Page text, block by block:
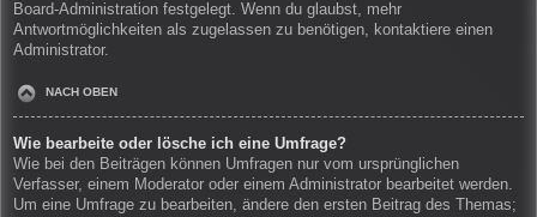
Board-Administration festgelegt. Wenn du glaubst, mehr
Antwortmöglichkeiten als zugelassen zu benötigen, kontaktiere einen
Administrator.
NACH OBEN
Wie bearbeite oder lösche ich eine Umfrage?
Wie bei den Beiträgen können Umfragen nur vom ursprünglichen
Verfasser, einem Moderator oder einem Administrator bearbeitet werden.
Um eine Umfrage zu bearbeiten, ändere den ersten Beitrag des Themas;